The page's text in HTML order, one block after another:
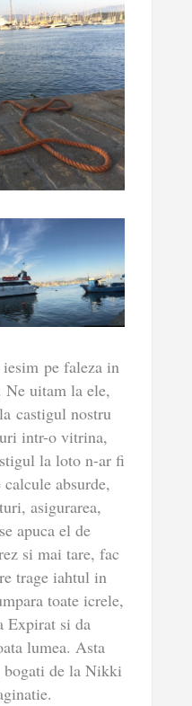
pe faleza in
uitam la ele,
castigul nostru
intr-o vitrina,
la loto n-ar fi
absurde,
asigurarea,
apuca el de
si mai tare, fac
trage iahtul in
toate icrele,
Expirat si da
lumea. Asta
de la Nikki